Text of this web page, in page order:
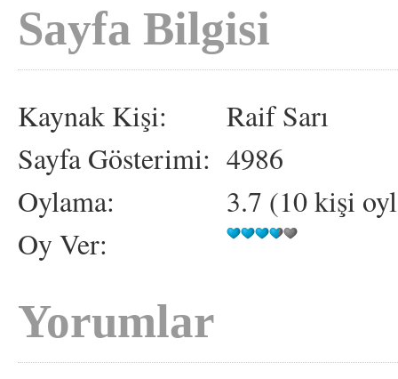
Sayfa Bilgisi
Kaynak Kişi:
Raif Sarı
Sayfa Gösterimi: 4986
Oylama:
3.7 (10 kişi
Oy Ver:
Yorumlar